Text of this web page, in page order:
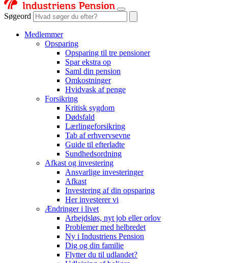
Søgeord
Medlemmer
Opsparing
Opsparing til tre pensioner
Spar ekstra op
Saml din pension
Omkostninger
Hvidvask af penge
Forsikring
Kritisk sygdom
Dødsfald
Lærlingeforsikring
Tab af erhvervsevne
Guide til efterladte
Sundhedsordning
Afkast og investering
Ansvarlige investeringer
Afkast
Investering af din opsparing
Her investerer vi
Ændringer i livet
Arbejdsløs, nyt job eller orlov
Problemer med helbredet
Ny i Industriens Pension
Dig og din familie
Flytter du til udlandet?